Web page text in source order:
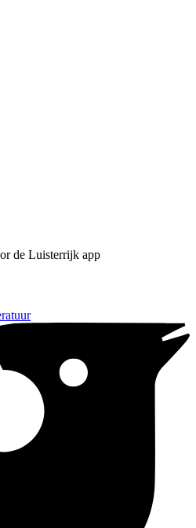
de Luisterrijk app